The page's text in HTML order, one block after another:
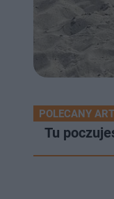
POLECANY
Tu